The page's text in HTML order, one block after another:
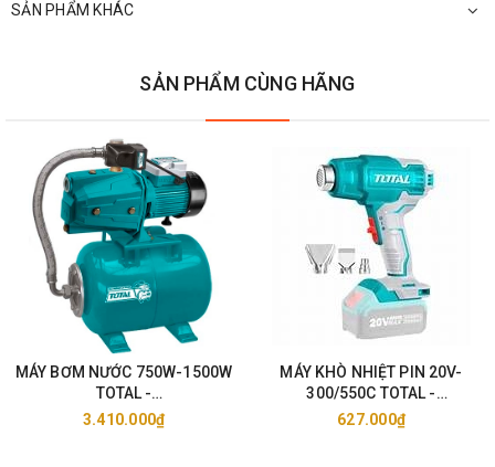
SẢN PHẨM KHÁC
SẢN PHẨM CÙNG HÃNG
MÁY BƠM NƯỚC 750W-1500W
TOTAL -
TWP47506/11006/15006
3.410.000₫
MÁY KHÒ NHIỆT PIN 20V-
300/550C TOTAL -
TBLI2002/25
627.000₫